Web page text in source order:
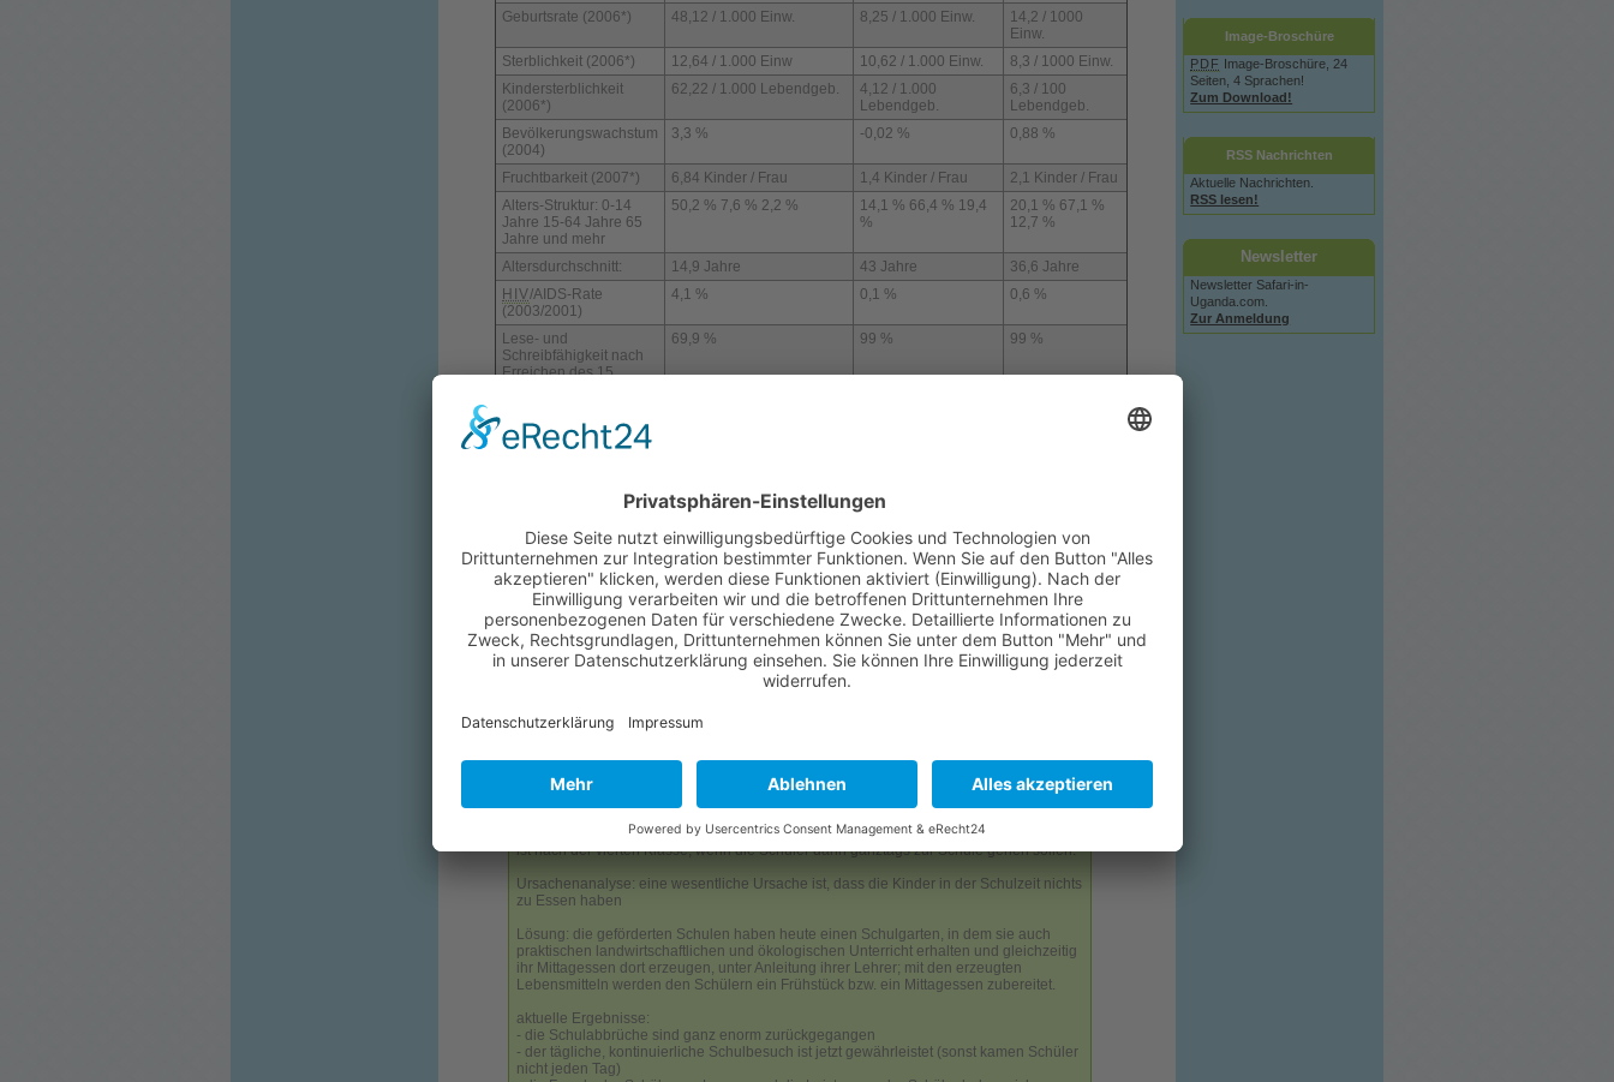
Image-Broschüre
PDF Image-Broschüre, 24
Seiten, 4 Sprachen!
Zum Download!
RSS Nachrichten
Aktuelle Nachrichten.
RSS lesen!
Newsletter
Newsletter Safari-in-
Uganda.com.
Zur Anmeldung
Geburtsrate (2006*)
48,12 / 1.000 Einw. 8,25 / 1.000 Einw.
14,2 / 1000
Einw.
Sterblichkeit (2006*)
12,64 / 1.000 Einw 10,62 / 1.000 Einw.
8,3 / 1000 Einw.
Kindersterblichkeit
(2006*)
62,22 / 1.000 Lebendgeb.
4,12 / 1.000
Lebendgeb.
6,3 / 100
Lebendgeb.
Bevölkerungswachstum
(2004)
3,3 % -0,02 % 0,88 %
Fruchtbarkeit (2007*) 6,84 Kinder / Frau 1,4 Kinder / Frau
2,1 Kinder / Frau
Alters-Struktur: 0-14
Jahre 15-64 Jahre 65
Jahre und mehr
50,2 % 7,6 % 2,2 %
14,1 % 66,4 % 19,4
%
20,1 % 67,1 %
12,7 %
Altersdurchschnitt: 14,9 Jahre 43 Jahre
36,6 Jahre
HIV/AIDS-Rate
(2003/2001)
4,1 % 0,1 % 0,6 %
Lese- und
Schreibfähigkeit nach
Erreichen des 15.
69,9 % 99 % 99 %
Kommentar von _Pat Loskill am Sonntag, 04. September 2011; 20:09:04 Uhr
Eine höhere Prozentzahl in der Lese- & Schreibfähigkeit wäre sensationell. Da sehe
ich noch einen hohen Bedarf der gedeckt werden sollte.
Statistik; Schulbildung
Kommentar von _Dr. rer. agr. Andreas Olszewski am Freitag, 17. Februar 2012; 15:24:53 Uhr
Als wir Salem Brotherhood Ltd. bei Mbale besuchten, wurden uns verschiedene
Tukolere Wamu gemeinsam mit Salem Brotherhood ein "Hilfe zur Selbsthilfe-Projekt"
gestartet, was mich in seiner Wirksamkeit begeistert.
die Schülerzahl dramatisch ab. Sie geht oft auf 1/5 bis 1/7 zurück. Der große Einbruch
ist nach der vierten Klasse, wenn die Schüler dann ganztags zur Schule gehen sollen.
Ursachenanalyse: eine wesentliche Ursache ist, dass die Kinder in der Schulzeit nichts
zu Essen haben
Lösung: die geförderten Schulen haben heute einen Schulgarten, in dem sie auch
praktischen landwirtschaftlichen und ökologischen Unterricht erhalten und gleichzeitig
ihr Mittagessen dort erzeugen, unter Anleitung ihrer Lehrer; mit den erzeugten
Lebensmitteln werden den Schülern ein Frühstück bzw. ein Mittagessen zubereitet.
aktuelle Ergebnisse:
- die Schulabbrüche sind ganz enorm zurückgegangen
- der tägliche, kontinuierliche Schulbesuch ist jetzt gewährleistet (sonst kamen Schüler
nicht jeden Tag)